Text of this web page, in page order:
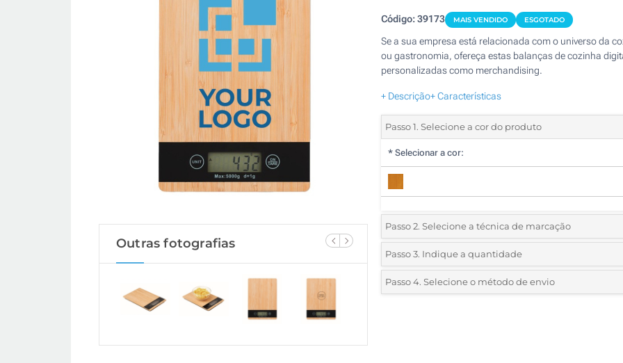
Outras fotografias
Código:39173 MAIS VENDIDO ESGOTADO
Se a sua empresa está relacionada com o universo da
ou gastronomia, ofereça estas balanças de cozinha
personalizadas como merchandising.
+ Descrição+ Características
Passo 1. Selecione a cor do produto
* Selecionar a cor:
Passo 2. Selecione a técnica de marcação
*Selecione o tipo de marcação e as cores do logotipo:
1 Cor (Parte superior)
Passo 3. Indique a quantidade
*Quantidade mínima:5
Passo 4. Selecione o método de envio